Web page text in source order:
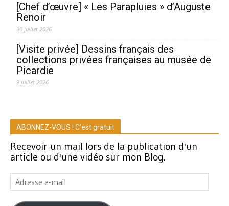
[Chef d’œuvre] « Les Parapluies » d’Auguste
Renoir
30 juillet 2026
[Visite privée] Dessins français des
collections privées françaises au musée de
Picardie
9 juillet 2026
ABONNEZ-VOUS ! C'est gratuit
Recevoir un mail lors de la publication d'un
article ou d'une vidéo sur mon Blog.
Adresse
e-
mail